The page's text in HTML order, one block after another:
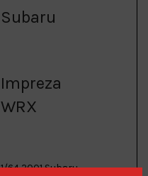
Subaru
Impreza
WRX
1/64 2001 Subaru